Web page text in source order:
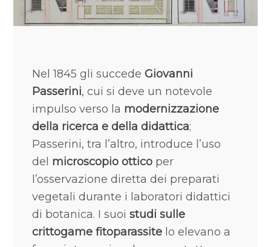
Nel 1845 gli succede Giovanni
Passerini, cui si deve un notevole
impulso verso la modernizzazione
della ricerca e della didattica;
Passerini, tra l’altro, introduce l’uso
del microscopio otticoper
l’osservazione diretta dei preparati
vegetali durante i laboratori didattici
di botanica. I suoi studi sulle
crittogame fitoparassitelo elevano a